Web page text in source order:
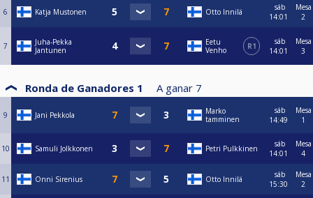
6 Katja Mustonen Otto Innilä
sáb
14:01
Mesa
2
7
Juha-Pekka
Jantunen
Eetu
Venho
R1
sáb
14:01
Mesa
3
Ronda de Ganadores 1 A ganar 7
9 Jani Pekkola
Marko
tamminen
sáb
14:49
Mesa
1
10 Samuli Jolkkonen Petri Pulkkinen
sáb
14:01
Mesa
4
11 Onni Sirenius Otto Innilä
sáb
15:30
Mesa
2